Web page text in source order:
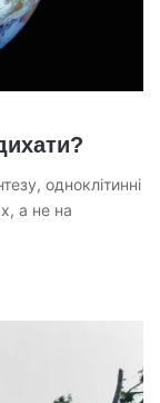
одноклітинні
а не на